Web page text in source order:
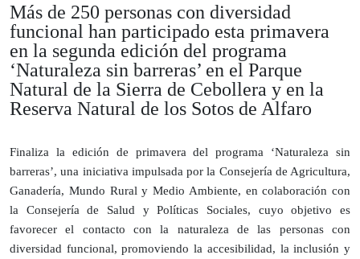
Más de 250 personas con diversidad
funcional han participado esta primavera
en la segunda edición del programa
‘Naturaleza sin barreras’ en el Parque
Natural de la Sierra de Cebollera y en la
Reserva Natural de los Sotos de Alfaro
Finaliza la edición de primavera del programa ‘Naturaleza sin
barreras’, una iniciativa impulsada por la Consejería de Agricultura,
Ganadería, Mundo Rural y Medio Ambiente, en colaboración con
la Consejería de Salud y Políticas Sociales, cuyo objetivo es
favorecer el contacto con la naturaleza de las personas con
diversidad funcional, promoviendo la accesibilidad, la inclusión y